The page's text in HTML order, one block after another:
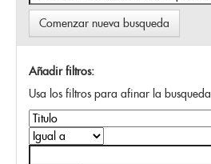
Comenzar nueva busqueda
Añadir filtros:
Usa los filtros para afinar la busqueda.